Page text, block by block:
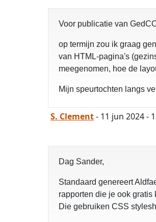
Voor publicatie van
op termijn zou ik graag
van HTML-pagina's
meegenomen, hoe de
Mijn speurtochten langs
S. Clement- 11 jun 2024 -
Dag Sander,
Standaard genereert
rapporten die je ook
Die gebruiken CSS